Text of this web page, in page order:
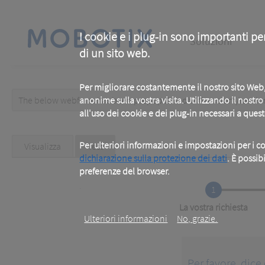
I cookie e i plug-in sono importanti
di un sito web.
Per migliorare costantemente il nostro sito
anonime sulla vostra visita. Utilizzando il
all'uso dei cookie e dei plug-in necessari a
Per ulteriori informazioni e impostazioni per i
dichiarazione sulla protezione dei dati. È
preferenze del browser.
Ulteriori informazioni No, grazie.
content
Main
Soluzioni
Warning
message
The below webform has been prepopulated with custom/
Primary
Visualizza Test(active
tab)
1
Current
La vostra richiesta